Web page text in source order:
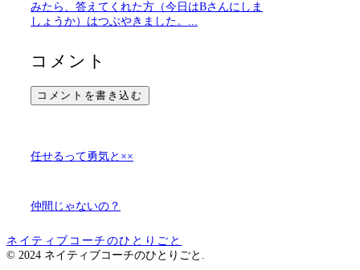
みたら、答えてくれた方（今日はBさんにしま
しょうか）はつぶやきました。...
コメント
コメントを書き込む
任せるって勇気と××
仲間じゃないの？
ネイティブコーチのひとりごと
© 2024 ネイティブコーチのひとりごと.